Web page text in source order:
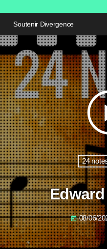
Soutenir Divergence
24
today 08/06/